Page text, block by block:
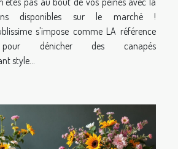
disponibles sur le marché !
s'impose comme LA référence
pour dénicher des canapés
style...